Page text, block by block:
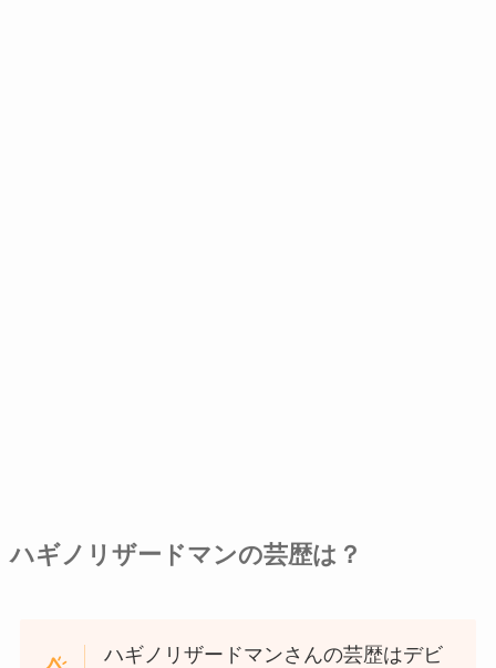
ハギノリザードマンの芸歴は？
ハギノリザードマンさんの芸歴はデビ